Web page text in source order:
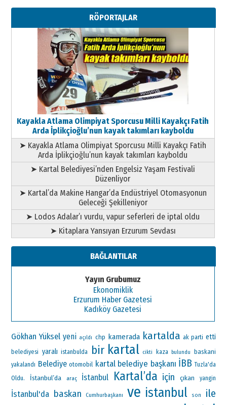
Metin Külünk: Aileyi Korumak
Geleceği Korumaktır
11 Mayıs 2026 Pazartesi
RÖPORTAJLAR
Kayakla Atlama Olimpiyat Sporcusu Milli Kayakçı Fatih
Arda İplikçioğlu’nun kayak takımları kayboldu
➤ Kayakla Atlama Olimpiyat Sporcusu Milli Kayakçı Fatih
Arda İplikçioğlu’nun kayak takımları kayboldu
➤ Kartal Belediyesi’nden Engelsiz Yaşam Festivali
Düzenliyor
➤ Kartal’da Makine Hangar’da Endüstriyel Otomasyonun
Geleceği Şekilleniyor
➤ Lodos Adalar’ı vurdu, vapur seferleri de iptal oldu
➤ Kitaplara Yansıyan Erzurum Sevdası
BAĞLANTILAR
Yayın Grubumuz
Ekonomiklik
Erzurum Haber Gazetesi
Kadıköy Gazetesi
Gökhan Yüksel yeni açıldı chp kamerada kartalda ak parti etti
belediyesi yaralı istanbulda bir kartal cikti kaza bulundu baskani
yakalandı Belediye otomobil kartal belediye başkanı İBB Tuzla'da
Oldu. İstanbul’da araç İstanbul Kartal’da için çıkan yangin
İstanbul'da baskan Cumhurbaşkanı ve istanbul son ile